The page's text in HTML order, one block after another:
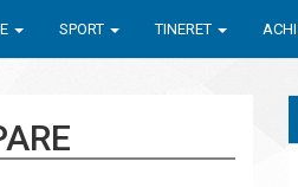
SPORT TINERET